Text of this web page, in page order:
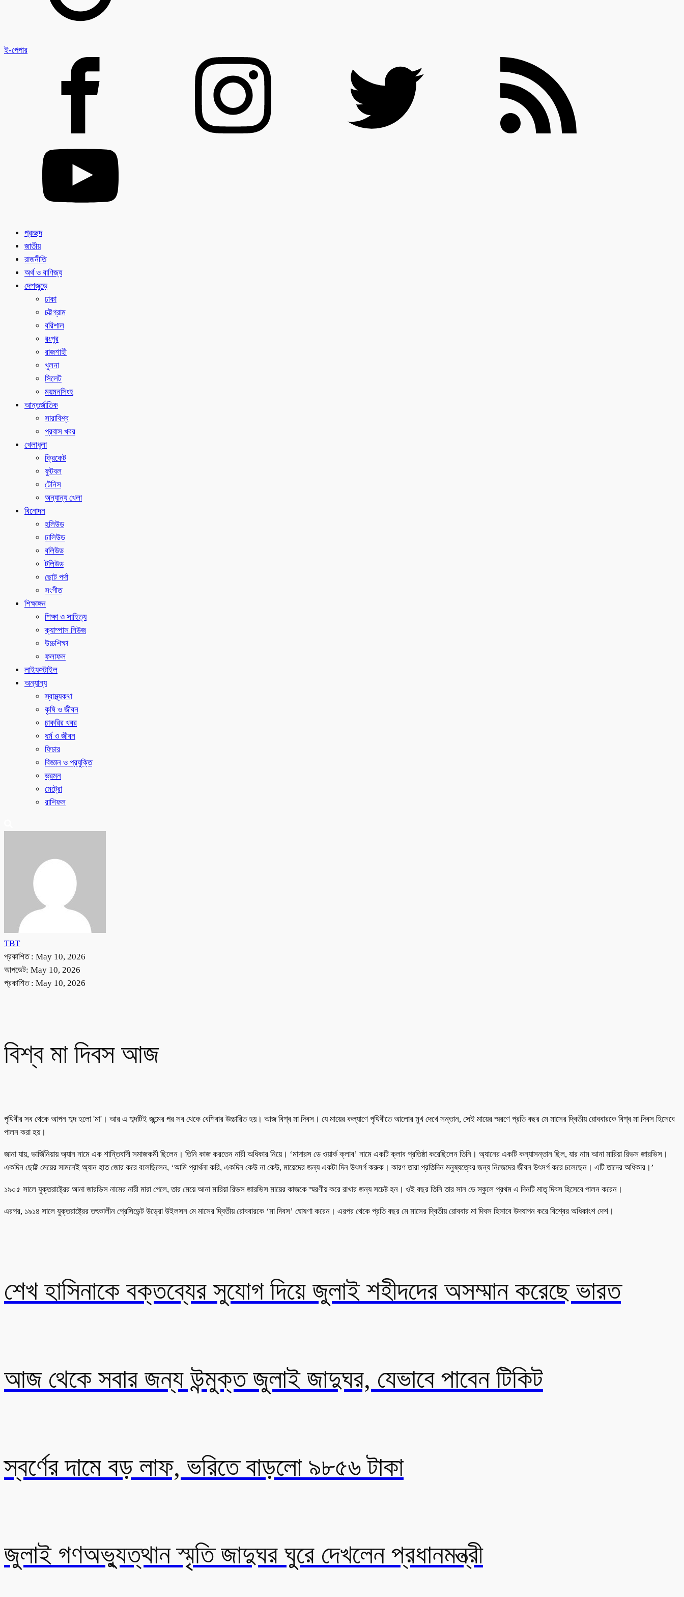
ই-পেপার
প্রচ্ছদ
জাতীয়
রাজনীতি
অর্থ ও বাণিজ্য
দেশজুড়ে
ঢাকা
চট্টগ্রাম
বরিশাল
রংপুর
রাজশাহী
খুলনা
সিলেট
ময়মনসিংহ
আন্তর্জাতিক
সারাবিশ্ব
প্রবাস খবর
খেলাধুলা
ক্রিকেট
ফুটবল
টেনিস
অন্যান্য খেলা
বিনোদন
হলিউড
ঢালিউড
বলিউড
টলিউড
ছোট পর্দা
সংগীত
শিক্ষাঙ্গন
শিক্ষা ও সাহিত্য
ক্যাম্পাস নিউজ
উচ্চশিক্ষা
ফলাফল
লাইফস্টাইল
অন্যান্য
স্বাস্থ্যকথা
কৃষি ও জীবন
চাকরির খবর
ধর্ম ও জীবন
ফিচার
বিজ্ঞান ও প্রযুক্তি
ভ্রমন
মেট্রো
রাশিফল
TBT
প্রকাশিত : May 10, 2026
আপডেট: May 10, 2026
প্রকাশিত : May 10, 2026
বিশ্ব মা দিবস আজ
পৃথিবীর সব থেকে আপন শব্দ হলো 'মা'। আর এ শব্দটিই জন্মের পর সব থেকে বেশিবার উচ্চারিত হয়। আজ বিশ্ব মা দিবস। যে মায়ের কল্যাণে পৃথিবীতে আলোর মুখ দেখে সন্তান, সেই মায়ের স্মরণে প্রতি বছর মে মাসের দ্বিতীয় রোববারকে বিশ্ব মা দিবস হিসেবে
পালন করা হয়।
জানা যায়, ভার্জিনিয়ায় অ্যান নামে এক শান্তিবাদী সমাজকর্মী ছিলেন। তিনি কাজ করতেন নারী অধিকার নিয়ে। ‘মাদারস ডে ওয়ার্ক ক্লাব’ নামে একটি ক্লাব প্রতিষ্ঠা করেছিলেন তিনি। অ্যানের একটি কন্যাসন্তান ছিল, যার নাম আনা মারিয়া রিভস জারভিস।
একদিন ছোট্ট মেয়ের সামনেই অ্যান হাত জোর করে বলেছিলেন, ‘আমি প্রার্থনা করি, একদিন কেউ না কেউ, মায়েদের জন্য একটা দিন উৎসর্গ করুক। কারণ তারা প্রতিদিন মনুষ্যত্বের জন্য নিজেদের জীবন উৎসর্গ করে চলেছেন। এটি তাদের অধিকার।’
১৯০৫ সালে যুক্তরাষ্ট্রের আনা জারভিস নামের নারী মারা গেলে, তার মেয়ে আনা মারিয়া রিভস জারভিস মায়ের কাজকে স্মরণীয় করে রাখার জন্য সচেষ্ট হন। ওই বছর তিনি তার সান ডে স্কুলে প্রথম এ দিনটি মাতৃ দিবস হিসেবে পালন করেন।
এরপর, ১৯১৪ সালে যুক্তরাষ্ট্রের তৎকালীন প্রেসিডেন্ট উড্রো উইলসন মে মাসের দ্বিতীয় রোববারকে ‘মা দিবস’ ঘোষণা করেন। এরপর থেকে প্রতি বছর মে মাসের দ্বিতীয় রোববার মা দিবস হিসাবে উদযাপন করে বিশ্বের অধিকাংশ দেশ।
শেখ হাসিনাকে বক্তব্যের সুযোগ দিয়ে জুলাই শহীদদের অসম্মান করেছে ভারত
আজ থেকে সবার জন্য উন্মুক্ত জুলাই জাদুঘর, যেভাবে পাবেন টিকিট
স্বর্ণের দামে বড় লাফ, ভরিতে বাড়লো ৯৮৫৬ টাকা
জুলাই গণঅভ্যুত্থান স্মৃতি জাদুঘর ঘুরে দেখলেন প্রধানমন্ত্রী